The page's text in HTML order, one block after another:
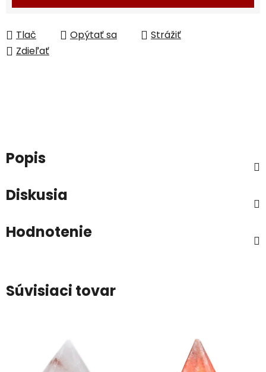
Tlač Opýtať sa
Strážiť
Zdieľať
Popis
Diskusia
Hodnotenie
Súvisiaci tovar